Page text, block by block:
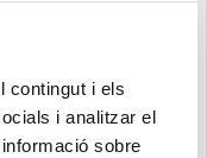
contingut i els
i analitzar el
sobre
tenint sentit
elecció